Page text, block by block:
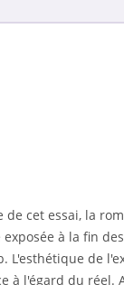
cet essai, la
à la fin
L'esthétique de
à l'égard du réel.